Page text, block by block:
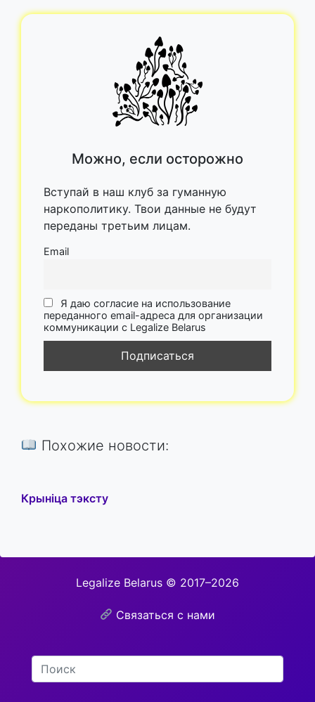
Можно, если осторожно
Вступай в наш клуб за гуманную
наркополитику. Твои данные не будут
переданы третьим лицам.
Email
Я даю согласие на использование
переданного email-адреса для организации
коммуникации с Legalize Belarus
Похожие новости:
Крыніца тэксту
Legalize Belarus © 2017–2026
Связаться с нами